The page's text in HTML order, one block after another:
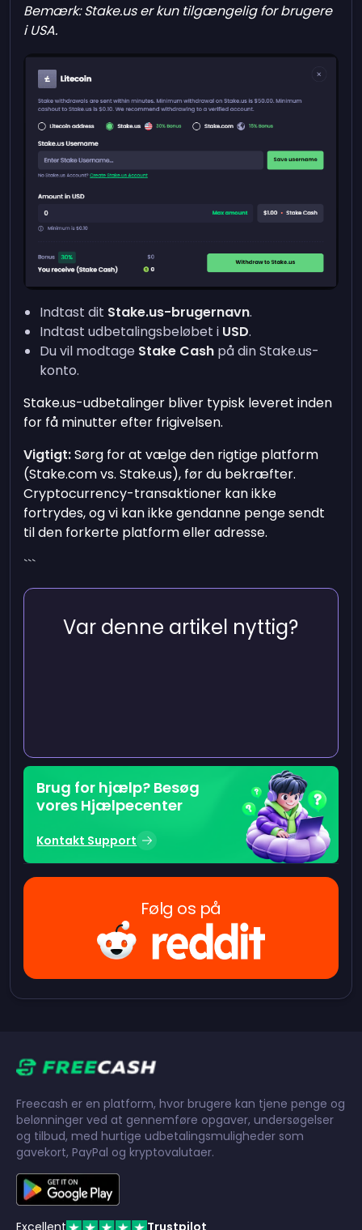
Bemærk: Stake.us er kun tilgængelig for brugere
i USA.
Indtast dit Stake.us-brugernavn.
Indtast udbetalingsbeløbet i USD.
Du vil modtage Stake Cash på din Stake.us-
konto.
Stake.us-udbetalinger bliver typisk leveret inden
for få minutter efter frigivelsen.
Vigtigt:Sørg for at vælge den rigtige platform
(Stake.com vs. Stake.us), før du bekræfter.
Cryptocurrency-transaktioner kan ikke
fortrydes, og vi kan ikke gendanne penge sendt
til den forkerte platform eller adresse.
```
Var denne artikel nyttig?
Brug for hjælp? Besøg
vores Hjælpecenter
Kontakt Support
Følg os på
Freecash er en platform, hvor brugere kan tjene penge og
belønninger ved at gennemføre opgaver, undersøgelser
og tilbud, med hurtige udbetalingsmuligheder som
gavekort, PayPal og kryptovalutaer.